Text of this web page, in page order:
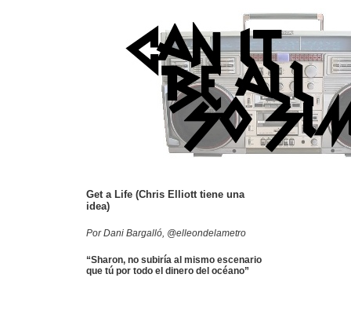
Get a Life (Chris Elliott tiene una
idea)
Por Dani Bargalló, @elleondelametro
“Sharon, no subiría al mismo escenario
que tú por todo el dinero del océano”